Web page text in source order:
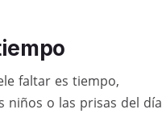
faltar es tiempo,
niños o las prisas del día